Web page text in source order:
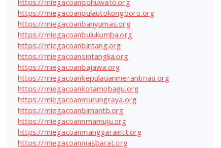
https://miegacoanpohuwato.org
https://miegacoanpulautokongboro.org
https://miegacoanbanyumas.org
https://miegacoanbulukumba.org
https://miegacoanbintang.org
https://miegacoansintangka.org
https://miegacoanbajawa.org
https://miegacoankepulauanmerantiriau.org
https://miegacoankotamobagu.org
https://miegacoanmurungraya.org
https://miegacoanbimantb.org
https://miegacoannmamuju.org
https://miegacoanmanggaraintt.org
https://miegacoanniasbarat.org